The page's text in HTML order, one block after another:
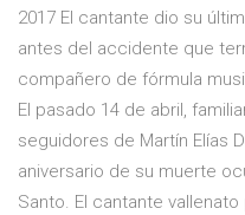
2017 El cantante dio su
antes del accidente que
compañero de fórmula
El pasado 14 de abril,
seguidores de Martín Elías
aniversario de su muerte
Santo. El cantante